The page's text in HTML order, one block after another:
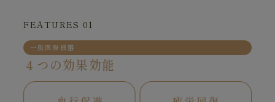
FEATURES 01
一般医療機器
４つの効果効能